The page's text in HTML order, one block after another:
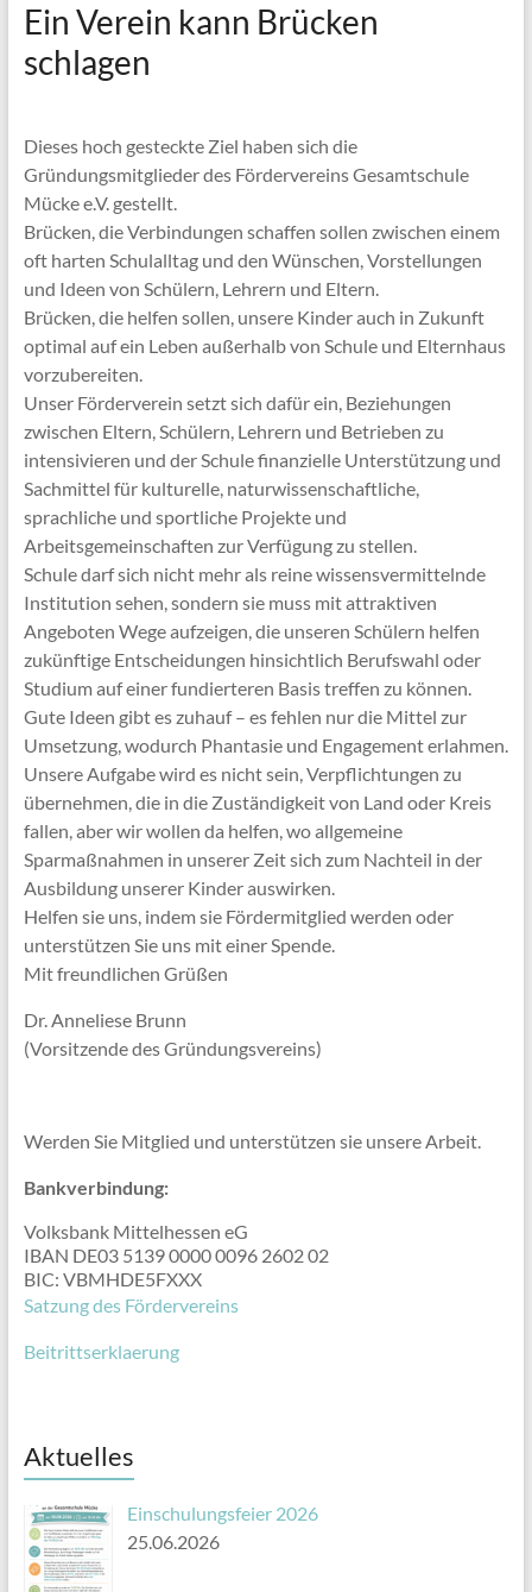
Ein Verein kann Brücken
schlagen
Dieses hoch gesteckte Ziel haben sich die
Gründungsmitglieder des Fördervereins Gesamtschule
Mücke e.V. gestellt.
Brücken, die Verbindungen schaffen sollen zwischen einem
oft harten Schulalltag und den Wünschen, Vorstellungen
und Ideen von Schülern, Lehrern und Eltern.
Brücken, die helfen sollen, unsere Kinder auch in Zukunft
optimal auf ein Leben außerhalb von Schule und Elternhaus
vorzubereiten.
Unser Förderverein setzt sich dafür ein, Beziehungen
zwischen Eltern, Schülern, Lehrern und Betrieben zu
intensivieren und der Schule finanzielle Unterstützung und
Sachmittel für kulturelle, naturwissenschaftliche,
sprachliche und sportliche Projekte und
Arbeitsgemeinschaften zur Verfügung zu stellen.
Schule darf sich nicht mehr als reine wissensvermittelnde
Institution sehen, sondern sie muss mit attraktiven
Angeboten Wege aufzeigen, die unseren Schülern helfen
zukünftige Entscheidungen hinsichtlich Berufswahl oder
Studium auf einer fundierteren Basis treffen zu können.
Gute Ideen gibt es zuhauf – es fehlen nur die Mittel zur
Umsetzung, wodurch Phantasie und Engagement erlahmen.
Unsere Aufgabe wird es nicht sein, Verpflichtungen zu
übernehmen, die in die Zuständigkeit von Land oder Kreis
fallen, aber wir wollen da helfen, wo allgemeine
Sparmaßnahmen in unserer Zeit sich zum Nachteil in der
Ausbildung unserer Kinder auswirken.
Helfen sie uns, indem sie Fördermitglied werden oder
unterstützen Sie uns mit einer Spende.
Mit freundlichen Grüßen
Dr. Anneliese Brunn
(Vorsitzende des Gründungsvereins)
Werden Sie Mitglied und unterstützen sie unsere Arbeit.
Bankverbindung:
Volksbank Mittelhessen eG
IBAN DE03 5139 0000 0096 2602 02
BIC: VBMHDE5FXXX
Satzung des Fördervereins
Beitrittserklaerung
Aktuelles
Einschulungsfeier 2026
25.06.2026